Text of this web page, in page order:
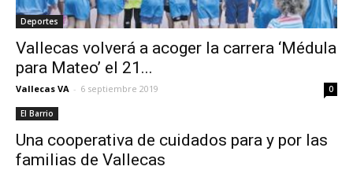
Deportes
Vallecas volverá a acoger la carrera ‘Médula
para Mateo’ el 21...
Vallecas VA - 6 septiembre 2019 0
El Barrio
Una cooperativa de cuidados para y por las
familias de Vallecas